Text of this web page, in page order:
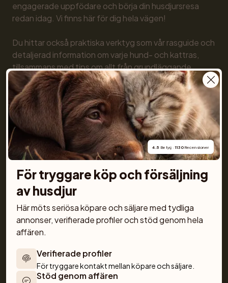
engagerade uppfödare och börja din husdjursresa
redan idag. Vi finns här för dig hela vägen!
Du hittar också praktiska verktyg som vår rasguide och
detaljerad information om varje hund- och kattras,
tillsammans med tips om allt från grundläggande
lydnad till träning och skötsel. Tillsammans gör vi det
enkelt och roligt att skaffa husdjur!
För köpare
Köp husdjur tryggt
Köp med PetPay
Djurförsäkring
Hundrasexperten
Uppfödare
Sälj hund
Sälj katt
Uppfödarverktyg
Katter
Kattungar till salu
Kattraser
Köpa hund
Hundar till salu
Valpar till salu
4.5 Betyg · 1130 Recensioner
För tryggare köp och försäljning
av husdjur
Här möts seriösa köpare och säljare med tydliga
annonser, verifierade profiler och stöd genom hela
affären.
Verifierade profiler
För tryggare kontakt mellan köpare och säljare.
Stöd genom affären